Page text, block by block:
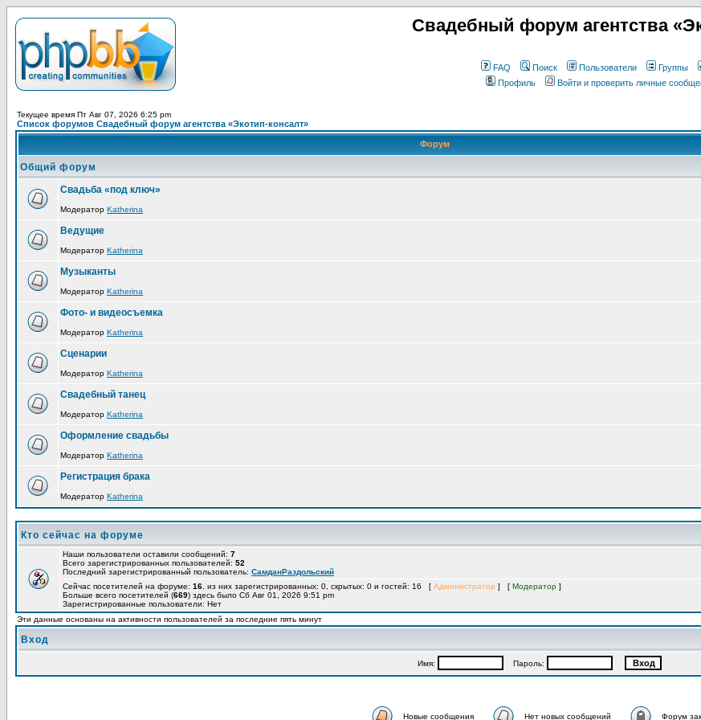
Свадебный форум агентства
FAQ Поиск Пользователи Группы
Профиль
Войти и проверить личные
Текущее время Пт Авг 07, 2026 6:25 pm
Список форумов Свадебный форум агентства «Экотип-консалт»
Форум
Общий форум
Свадьба «под ключ»
Модератор Katherina
Ведущие
Модератор Katherina
Музыканты
Модератор Katherina
Фото- и видеосъемка
Модератор Katherina
Сценарии
Модератор Katherina
Свадебный танец
Модератор Katherina
Оформление свадьбы
Модератор Katherina
Регистрация брака
Модератор Katherina
Кто сейчас на форуме
Наши пользователи оставили сообщений: 7
Всего зарегистрированных пользователей: 52
Последний зарегистрированный пользователь: СамданРаздольский
Сейчас посетителей на форуме: 16 , из них зарегистрированных: 0, скрытых: 0 и гостей: 16 [ Администратор ] [ Модератор ]
Больше всего посетителей (669) здесь было Сб Авг 01, 2026 9:51 pm
Зарегистрированные пользователи: Нет
Эти данные основаны на активности пользователей за последние пять минут
Вход
Имя: Пароль:
Новые сообщения Нет новых сообщений Форум